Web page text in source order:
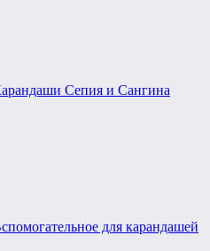
Сепия и Сангина
для карандашей